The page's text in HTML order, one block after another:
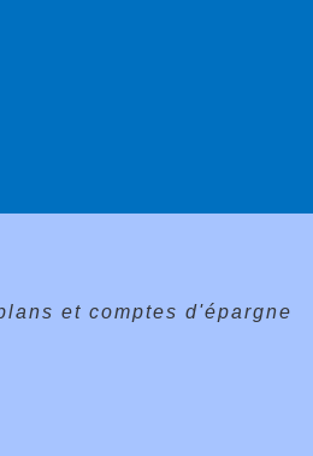
et comptes d'épargne